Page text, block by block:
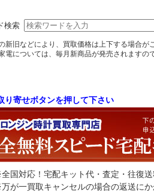
検索
新旧などにより、買取価格は上下する場合が
電については、毎月新商品が発売されますの
り寄せボタンを押して下さい
国対応！宅配キット代・査定・往復
が一買取キャンセルの場合の返送に